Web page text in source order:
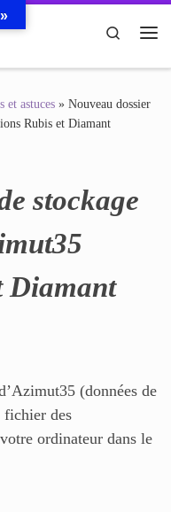
Search
et astuces » Nouveau dossier
Rubis et Diamant
stockage
Diamant
(données de
fichier des
ordinateur dans le